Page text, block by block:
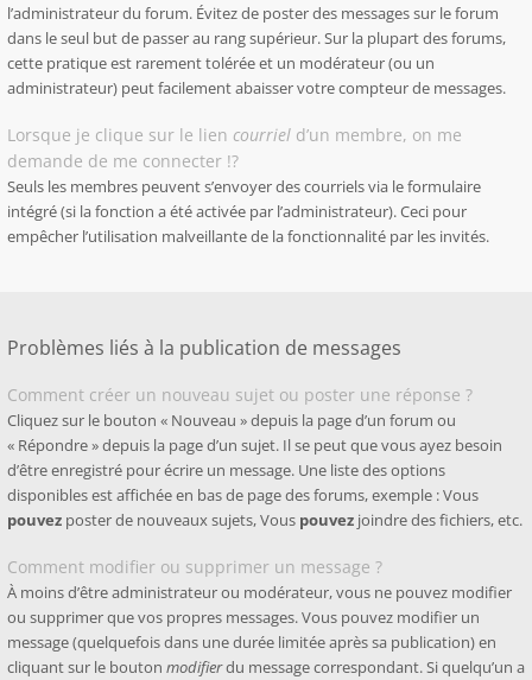
l’administrateur du forum. Évitez de poster des messages sur le forum
dans le seul but de passer au rang supérieur. Sur la plupart des forums,
cette pratique est rarement tolérée et un modérateur (ou un
administrateur) peut facilement abaisser votre compteur de messages.
Lorsque je clique sur le lien courriel d’un membre, on me
demande de me connecter !?
Seuls les membres peuvent s’envoyer des courriels via le formulaire
intégré (si la fonction a été activée par l’administrateur). Ceci pour
empêcher l’utilisation malveillante de la fonctionnalité par les invités.
Problèmes liés à la publication de messages
Comment créer un nouveau sujet ou poster une réponse ?
Cliquez sur le bouton « Nouveau » depuis la page d’un forum ou
« Répondre » depuis la page d’un sujet. Il se peut que vous ayez besoin
d’être enregistré pour écrire un message. Une liste des options
disponibles est affichée en bas de page des forums, exemple : Vous
pouvez poster de nouveaux sujets, Vous pouvez joindre des fichiers, etc.
Comment modifier ou supprimer un message ?
À moins d’être administrateur ou modérateur, vous ne pouvez modifier
ou supprimer que vos propres messages. Vous pouvez modifier un
message (quelquefois dans une durée limitée après sa publication) en
cliquant sur le bouton modifierdu message correspondant. Si quelqu’un a